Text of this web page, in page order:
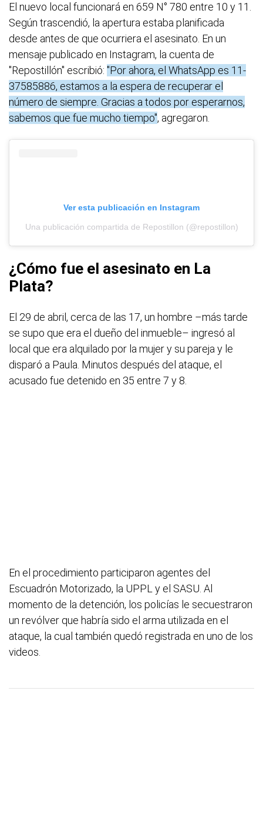
El nuevo local funcionará en 659 N° 780 entre 10 y 11.
Según trascendió, la apertura estaba planificada
desde antes de que ocurriera el asesinato. En un
mensaje publicado en Instagram, la cuenta de
"Repostillón" escribió: "Por ahora, el WhatsApp es 11-
37585886, estamos a la espera de recuperar el
número de siempre. Gracias a todos por esperarnos,
sabemos que fue mucho tiempo", agregaron.
Ver esta publicación en Instagram
Una publicación compartida de Repostillon (@repostillon)
¿Cómo fue el asesinato en La
Plata?
El 29 de abril, cerca de las 17, un hombre –más tarde
se supo que era el dueño del inmueble– ingresó al
local que era alquilado por la mujer y su pareja y le
disparó a Paula. Minutos después del ataque, el
acusado fue detenido en 35 entre 7 y 8.
En el procedimiento participaron agentes del
Escuadrón Motorizado, la UPPL y el SASU. Al
momento de la detención, los policías le secuestraron
un revólver que habría sido el arma utilizada en el
ataque, la cual también quedó registrada en uno de los
videos.